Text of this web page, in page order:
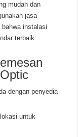
mudah dan
jasa
instalasi
terbaik.
dengan penyedia
untuk